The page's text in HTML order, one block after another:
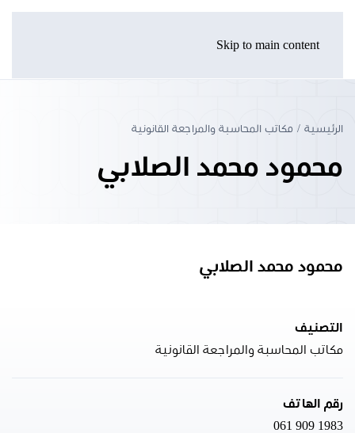
Skip to main content
الرئيسية مكاتب المحاسبة والمراجعة القانونية
محمود محمد الصلابي
محمود محمد الصلابي
التصنيف
مكاتب المحاسبة والمراجعة القانونية
رقم الهاتف
061 909 1983